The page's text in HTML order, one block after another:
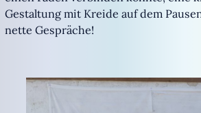
Gestaltung mit Kreide auf dem
nette Gespräche!